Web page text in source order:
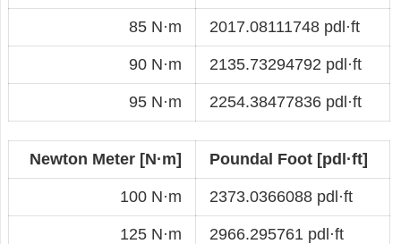
85 N·m 2017.08111748 pdl·ft
90 N·m 2135.73294792 pdl·ft
95 N·m 2254.38477836 pdl·ft
Newton Meter [N·m] Poundal Foot [pdl·ft]
100 N·m 2373.0366088 pdl·ft
125 N·m 2966.295761 pdl·ft